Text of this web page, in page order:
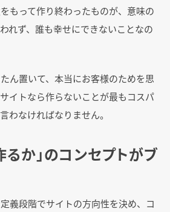
もって作り終わったものが、意味の
れず、誰も幸せにできないことなの
ん置いて、本当にお客様のためを思
イトなら作らないことが最もコスパ
わなければなりません。
るか」のコンセプトがブ
義段階でサイトの方向性を決め、コ